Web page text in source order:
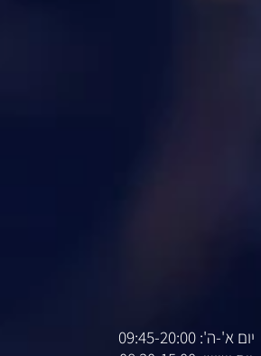
יום א'-ה': 09:45-20:00